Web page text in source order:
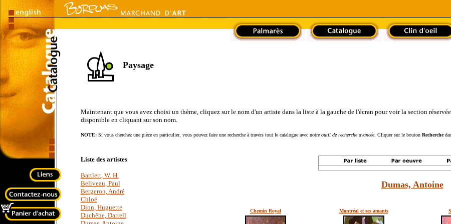
Paysage
Maintenant que vous avez choisi un thème, cliquez sur le nom d'un artiste dans la liste à la gauche de l'écran pour voir la section
disponible en cliquant sur son nom.
NOTE:Si vous cherchez une pièce en particulier, vous pouvez faire une recherche à travers tout le catalogue avec notre outil de recherche avancée. Cliquer sur le bouton Recherche
Liste des artistes
Bartlett, W. H.
Beliveau, Paul
Bergeron, André
Chloé
Dion, Huguette
Duchêne, Darrell
Dumas, Antoine
Chemin Royal Montréal et ses amants